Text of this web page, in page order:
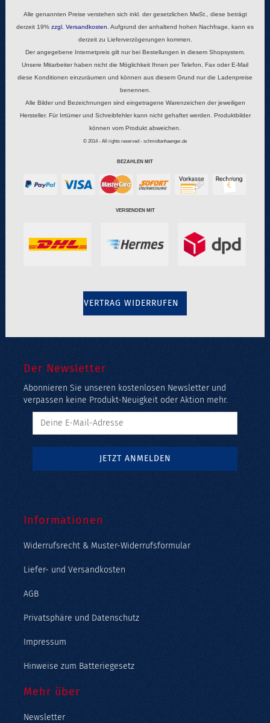
Alle genannten Preise verstehen sich inkl. der gesetzlichen MwSt., diese beträgt
derzeit 19% zzgl. Versandkosten . Aufgrund der anhaltend hohen Nachfrage, kann es
derzeit zu Lieferverzögerungen kommen.
Der angegebene Internetpreis gilt nur bei Bestellungen in diesem Shopsystem.
Unsere Mitarbeiter haben nicht die Möglichkeit Ihnen per Telefon, Fax oder E-Mail
diese Konditionen einzuräumen und können aus diesem Grund nur die Ladenpreise
benennen.
Alle Bilder und Bezeichnungen sind eingetragene Warenzeichen der jeweiligen
Hersteller. Für Irrtümer und Schreibfehler kann nicht gehaftet werden. Produktbilder
können vom Produkt abweichen.
© 2014 - All rights reserved - schmidtanhaenger.de
BEZAHLEN MIT
VERSENDEN MIT
VERTRAG WIDERRUFEN
Der Newsletter
Abonnieren Sie unseren kostenlosen Newsletter und
verpassen keine Produkt-Neuigkeit oder Aktion mehr.
Informationen
Widerrufsrecht & Muster-Widerrufsformular
Liefer- und Versandkosten
AGB
Privatsphäre und Datenschutz
Impressum
Hinweise zum Batteriegesetz
Mehr über
Newsletter